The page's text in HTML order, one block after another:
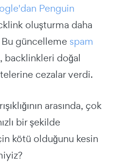
Penguin
oluşturma daha
Bu güncelleme spam
, backlinkleri doğal
cezalar verdi.
arasında, çok
bir şekilde
kötü olduğunu kesin